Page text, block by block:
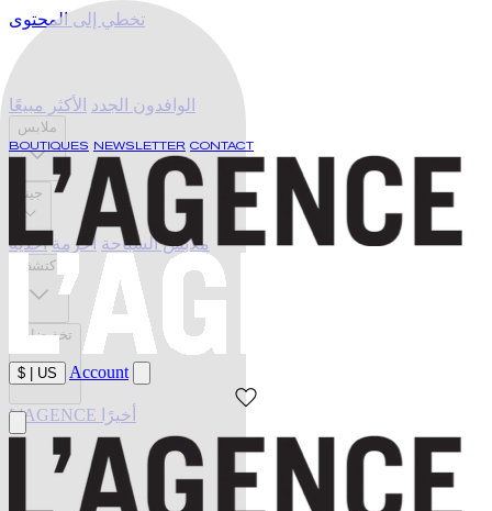
تخطي إلى المحتوى
BOUTIQUES NEWSLETTER CONTACT
US
$ Account
الوافدون الجدد الأكثر مبيعًا
ملابس
جينز
ملابس السباحة أحزمة أحذية
اكتشف
تخفيضات
L'AGENCE أخيرًا